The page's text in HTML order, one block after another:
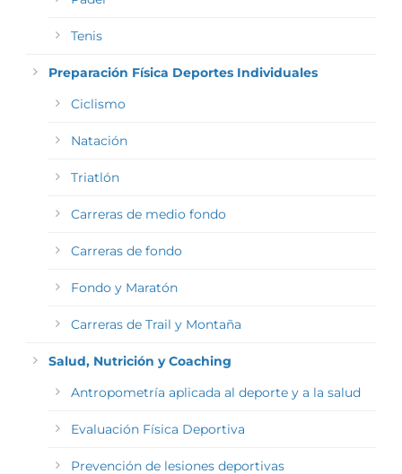
Tenis
Preparación Física Deportes Individuales
Ciclismo
Natación
Triatlón
Carreras de medio fondo
Carreras de fondo
Fondo y Maratón
Carreras de Trail y Montaña
Salud, Nutrición y Coaching
Antropometría aplicada al deporte y a la salud
Evaluación Física Deportiva
Prevención de lesiones deportivas